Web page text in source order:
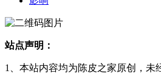
站点声明：
1、本站内容均为陈皮之家原创，未